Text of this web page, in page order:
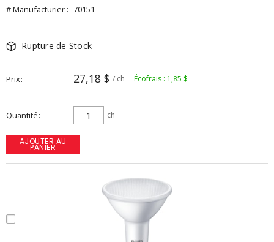
# Manufacturier : 70151
Rupture de Stock
Prix 27,18 $ / ch Écofrais : 1,85 $
Quantité ch
AJOUTER AU
PANIER